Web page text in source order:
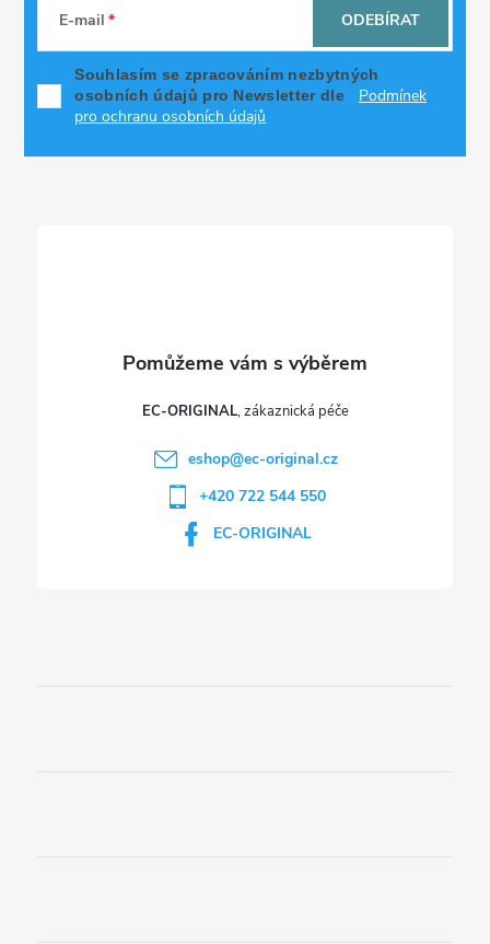
E-mail
Souhlasím se zpracováním nezbytných
osobních údajů pro Newsletter dle
Podmínek
pro ochranu osobních údajů
ODEBÍRAT
EC-ORIGINAL
eshop@ec-original.cz
+420 722 544 550
EC-ORIGINAL